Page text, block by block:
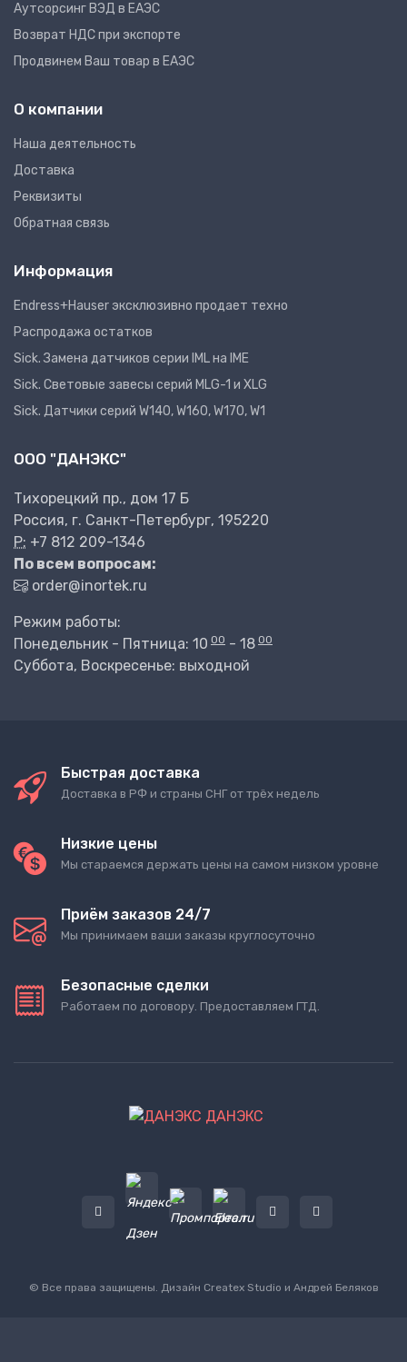
Аутсорсинг ВЭД в ЕАЭС
Возврат НДС при экспорте
Продвинем Ваш товар в ЕАЭС
О компании
Наша деятельность
Доставка
Реквизиты
Обратная связь
Информация
Endress+Hauser эксклюзивно продает техно
Распродажа остатков
Sick. Замена датчиков серии IML на IME
Sick. Световые завесы серий MLG-1 и XLG
Sick. Датчики серий W140, W160, W170, W1
ООО "ДАНЭКС"
Тихорецкий пр., дом 17 Б
Россия, г. Санкт-Петербург, 195220
P: +7 812 209-1346
По всем вопросам:
order@inortek.ru
Режим работы:
Понедельник - Пятница: 10 00 - 18 00
Суббота, Воскресенье: выходной
Быстрая доставка
Доставка в РФ и страны СНГ от трёх недель
Низкие цены
Мы стараемся держать цены на самом низком уровне
Приём заказов 24/7
Мы принимаем ваши заказы круглосуточно
Безопасные сделки
Работаем по договору. Предоставляем ГТД.
ДАНЭКС
© Все права защищены. Дизайн Createx Studio и Андрей Беляков